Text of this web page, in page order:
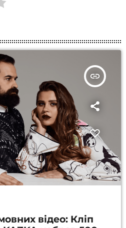
insert_link
відео: Кліп